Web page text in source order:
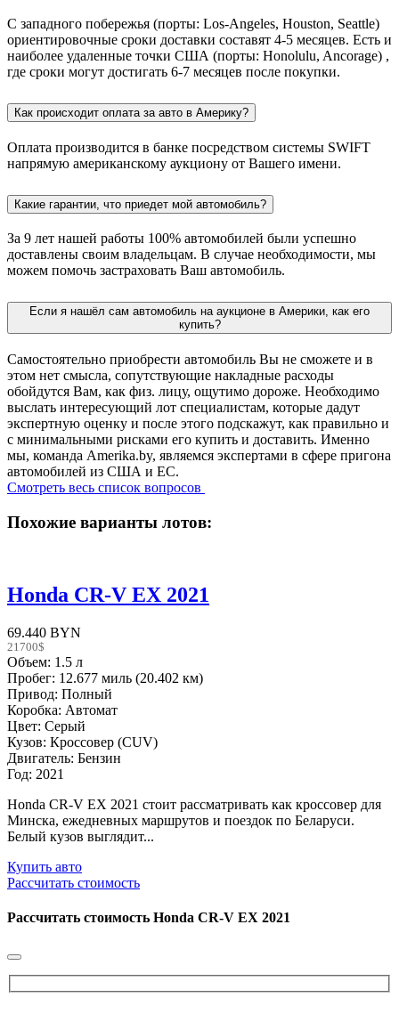
С западного побережья (порты: Los-Angeles, Houston, Seattle)
ориентировочные сроки доставки составят 4-5 месяцев. Есть и
наиболее удаленные точки США (порты: Honolulu, Ancorage) ,
где сроки могут достигать 6-7 месяцев после покупки.
Как происходит оплата за авто в Америку?
Оплата производится в банке посредством системы SWIFT
напрямую американскому аукциону от Вашего имени.
Какие гарантии, что приедет мой автомобиль?
За 9 лет нашей работы 100% автомобилей были успешно
доставлены своим владельцам. В случае необходимости, мы
можем помочь застраховать Ваш автомобиль.
Если я нашёл сам автомобиль на аукционе в Америки, как его
купить?
Самостоятельно приобрести автомобиль Вы не сможете и в
этом нет смысла, сопутствующие накладные расходы
обойдутся Вам, как физ. лицу, ощутимо дороже. Необходимо
выслать интересующий лот специалистам, которые дадут
экспертную оценку и после этого подскажут, как правильно и
с минимальными рисками его купить и доставить. Именно
мы, команда Amerika.by, являемся экспертами в сфере пригона
автомобилей из США и ЕС.
Смотреть весь список вопросов
Похожие варианты лотов:
Honda CR-V EX 2021
69.440 BYN
21700$
Объем: 1.5 л
Пробег: 12.677 миль (20.402 км)
Привод: Полный
Коробка: Автомат
Цвет: Серый
Кузов: Кроссовер (CUV)
Двигатель: Бензин
Год: 2021
Honda CR-V EX 2021 стоит рассматривать как кроссовер для
Минска, ежедневных маршрутов и поездок по Беларуси.
Белый кузов выглядит...
Купить авто
Рассчитать стоимость
Рассчитать стоимость Honda CR-V EX 2021